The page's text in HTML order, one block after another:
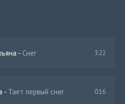
- Снег 3:22
- Тает первый снег 0:16